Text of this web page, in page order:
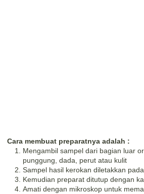
Cara membuat preparatnya adalah :
Mengambil sampel dari bagian luar
punggung, dada, perut atau kulit
Sampel hasil kerokan diletakkan
Kemudian preparat ditutup dengan
Amati dengan mikroskop untuk